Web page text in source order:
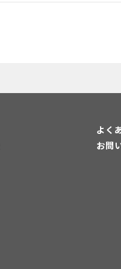
よく
お問